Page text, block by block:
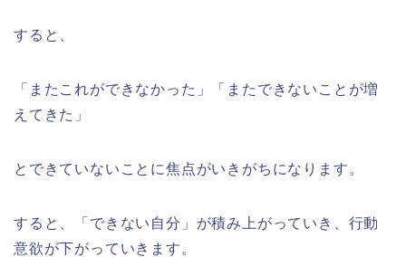
すると、
「またこれができなかった」「またできないことが増
えてきた」
とできていないことに焦点がいきがちになります。
すると、「できない自分」が積み上がっていき、行動
意欲が下がっていきます。